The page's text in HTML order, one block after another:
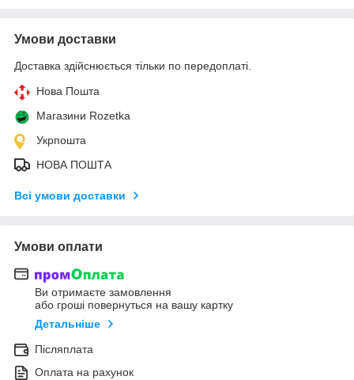
Умови доставки
Доставка здійснюється тільки по передоплаті.
Нова Пошта
Магазини Rozetka
Укрпошта
НОВА ПОШТА
Всі умови доставки
Умови оплати
Ви отримаєте замовлення
або гроші повернуться на вашу картку
Детальніше
Післяплата
Оплата на рахунок